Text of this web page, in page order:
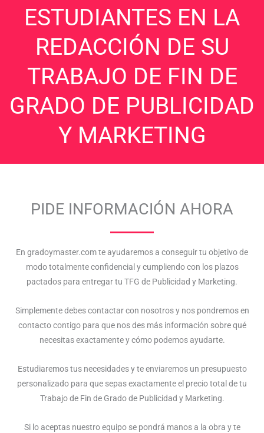
ESTUDIANTES EN LA
REDACCIÓN DE SU
TRABAJO DE FIN DE
GRADO DE PUBLICIDAD
Y MARKETING
PIDE INFORMACIÓN AHORA
En gradoymaster.com te ayudaremos a conseguir tu objetivo de
modo totalmente confidencial y cumpliendo con los plazos
pactados para entregar tu TFG de Publicidad y Marketing.
Simplemente debes contactar con nosotros y nos pondremos en
contacto contigo para que nos des más información sobre qué
necesitas exactamente y cómo podemos ayudarte.
Estudiaremos tus necesidades y te enviaremos un presupuesto
personalizado para que sepas exactamente el precio total de tu
Trabajo de Fin de Grado de Publicidad y Marketing.
Si lo aceptas nuestro equipo se pondrá manos a la obra y te